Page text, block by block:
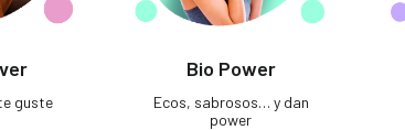
guste
Bio Power
Ecos, sabrosos… y dan
power